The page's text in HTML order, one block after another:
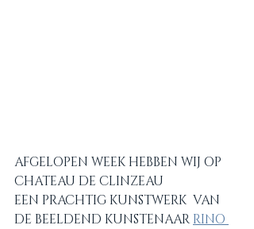
AFGELOPEN WEEK HEBBEN WIJ OP
CHATEAU DE CLINZEAU
EEN PRACHTIG KUNSTWERK  VAN
DE BEELDEND KUNSTENAAR RINO